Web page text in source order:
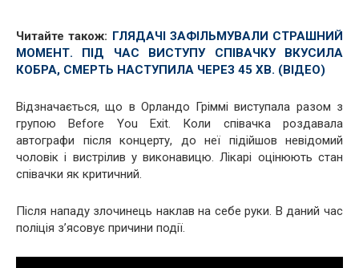
Читайте також: ГЛЯДАЧІ ЗАФІЛЬМУВАЛИ СТРАШНИЙ
МОМЕНТ. ПІД ЧАС ВИСТУПУ СПІВАЧКУ ВКУСИЛА
КОБРА, СМЕРТЬ НАСТУПИЛА ЧЕРЕЗ 45 ХВ. (ВІДЕО)
Відзначається, що в Орландо Гріммі виступала разом з
групою Before You Exit. Коли співачка роздавала
автографи після концерту, до неї підійшов невідомий
чоловік і вистрілив у виконавицю. Лікарі оцінюють стан
співачки як критичний.
Після нападу злочинець наклав на себе руки. В даний час
поліція з’ясовує причини події.